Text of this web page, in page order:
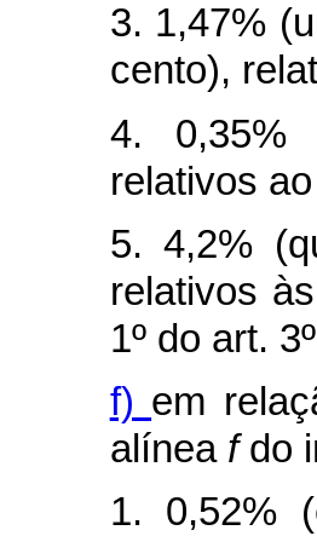
3. 1,47%
cento),
4. 0,35%
relativos
5. 4,2%
relativos
1º do art.
f) em
alínea fdo
1. 0,52%